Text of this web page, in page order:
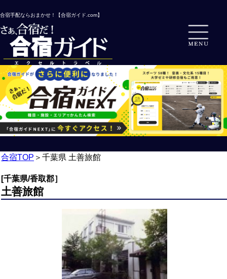
合宿手配ならおまかせ！【合宿ガイド.com】
合宿TOP ＞ 千葉県 土善旅館
[千葉県/香取郡］
土善旅館